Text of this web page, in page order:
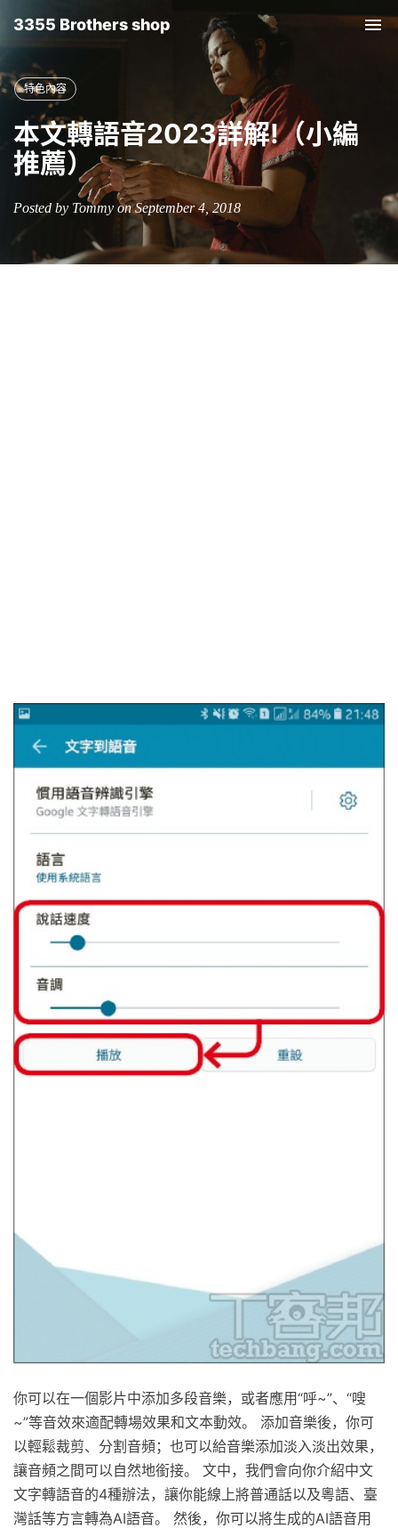
3355 Brothers shop
特色內容
本文轉語音2023詳解!（小編
推薦）
Posted by Tommy on September 4, 2018
你可以在一個影片中添加多段音樂，或者應用“呼~”、“嗖
~”等音效來適配轉場效果和文本動效。 添加音樂後，你可
以輕鬆裁剪、分割音頻；也可以給音樂添加淡入淡出效果，
讓音頻之間可以自然地銜接。 文中，我們會向你介紹中文
文字轉語音的4種辦法，讓你能線上將普通話以及粵語、臺
灣話等方言轉為AI語音。 然後，你可以將生成的AI語音用